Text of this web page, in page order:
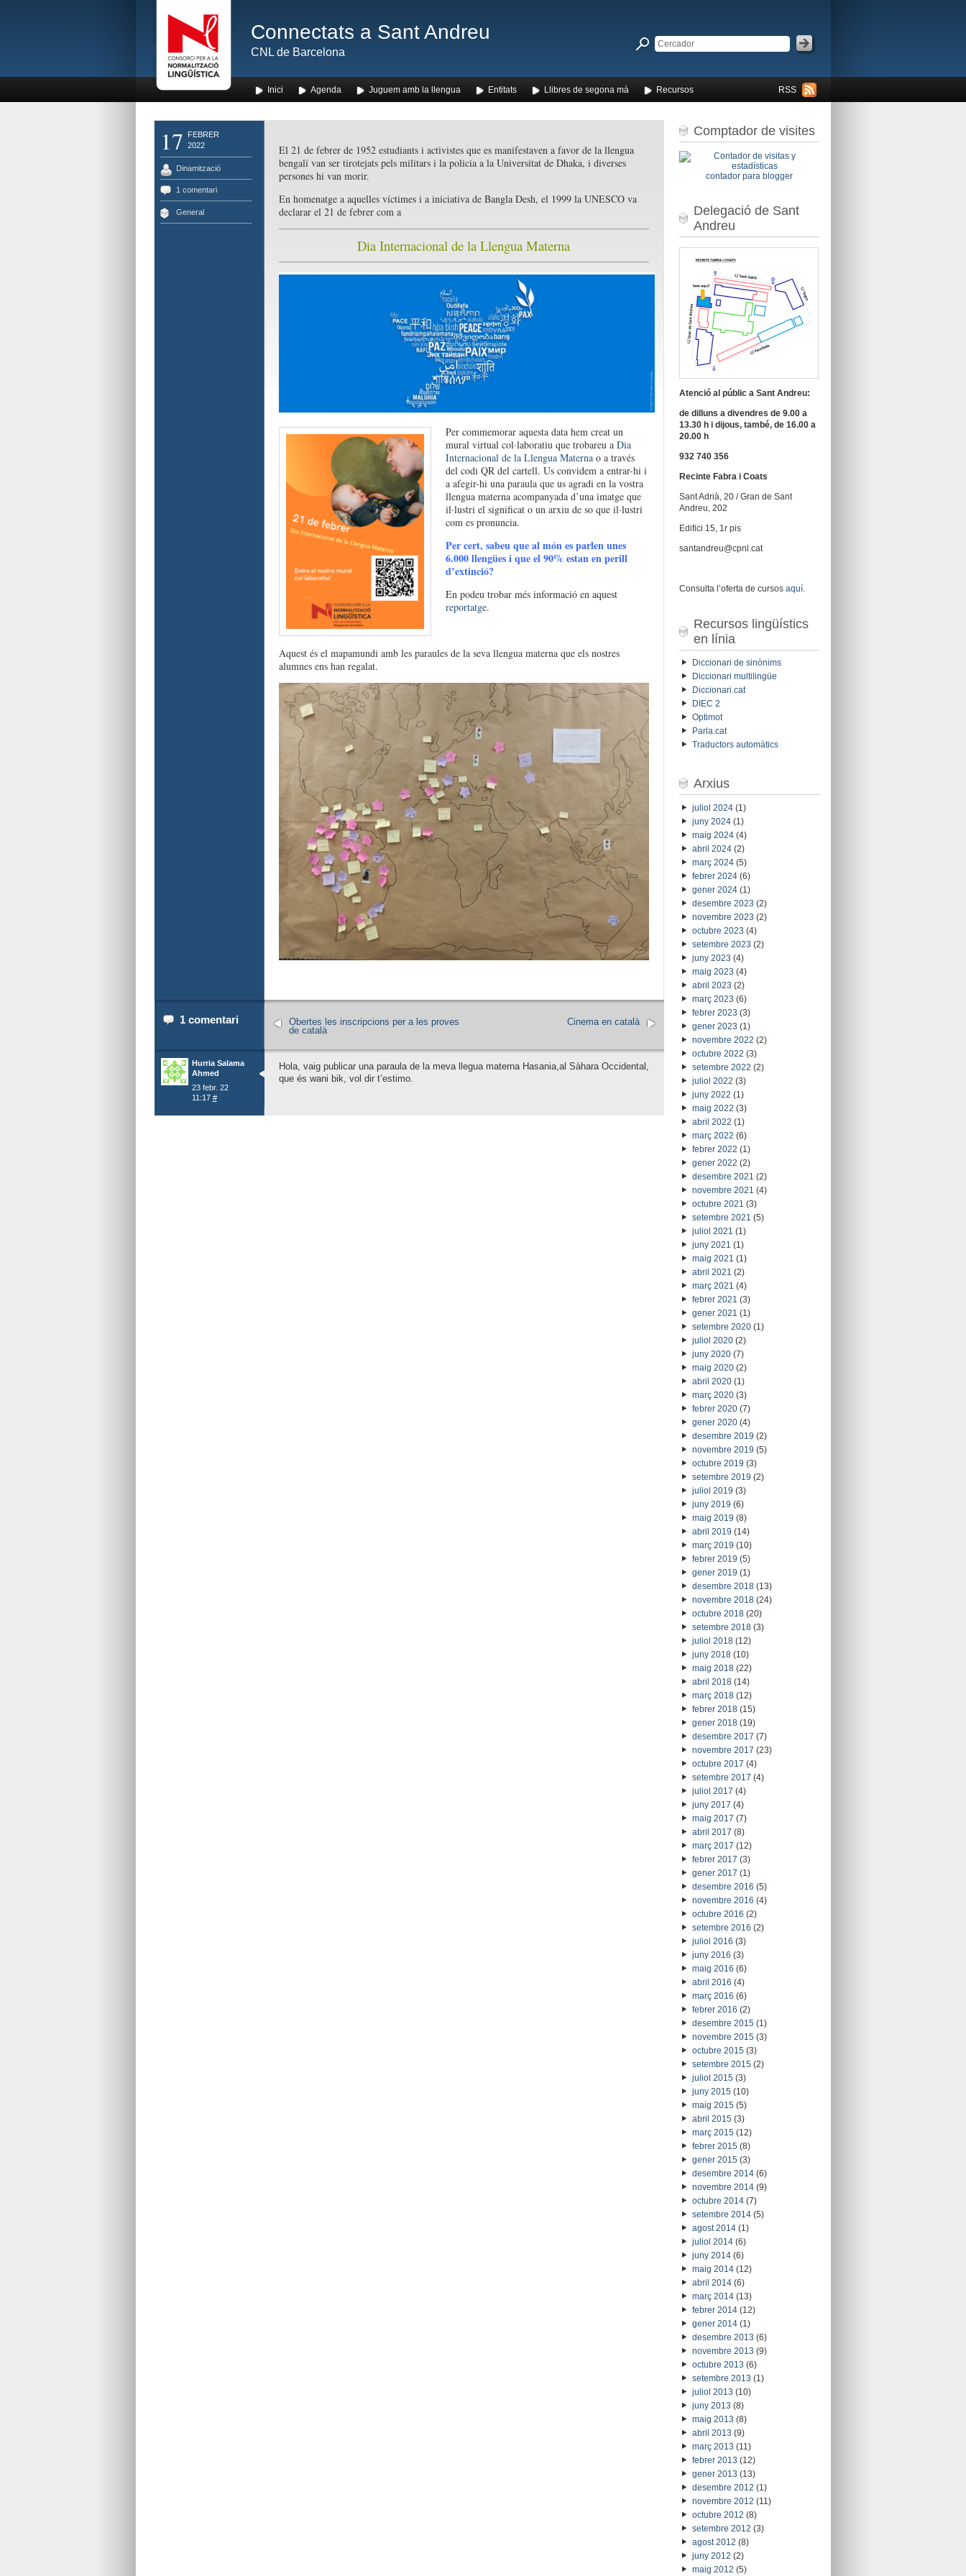
Connectats a Sant Andreu
CNL de Barcelona
RSS
Inici Agenda Juguem amb la llengua Entitats Llibres de segona mà Recursos
17
FEBRER
2022
Dinamització
1 comentari
General
El 21 de febrer de 1952 estudiants i activistes que es manifestaven a favor de la llengua
bengalí van ser tirotejats pels militars i la policia a la Universitat de Dhaka, i diverses
persones hi van morir.
En homenatge a aquelles víctimes i a iniciativa de Bangla Desh, el 1999 la UNESCO va
declarar el 21 de febrer com a
Dia Internacional de la Llengua Materna
Per commemorar aquesta data hem creat un
mural virtual col·laboratiu que trobareu a Dia
Internacional de la Llengua Maternao a través
del codi QR del cartell. Us convidem a entrar-hi i
a afegir-hi una paraula que us agradi en la vostra
llengua materna acompanyada d’una imatge que
il·lustri el significat o un arxiu de so que il·lustri
com es pronuncia.
Per cert, sabeu que al món es parlen unes
6.000 llengües i que el 90% estan en perill
d’extinció?
En podeu trobar més informació en aquest
reportatge.
Aquest és el mapamundi amb les paraules de la seva llengua materna que els nostres
alumnes ens han regalat.
1 comentari Cinema en català
Obertes les inscripcions per a les proves
de català
Hurria Salama
Ahmed
23 febr. 22
11:17 #
Hola, vaig publicar una paraula de la meva llegua materna Hasania,al Sàhara Occidental,
que és wani bik, vol dir t’estimo.
Comptador de visites
contador para blogger
Delegació de Sant
Andreu
Atenció al públic a Sant Andreu:
de dilluns a divendres de 9.00 a
13.30 h i dijous, també, de 16.00 a
20.00 h
932 740 356
Recinte Fabra i Coats
Sant Adrià, 20 / Gran de Sant
Andreu, 202
Edifici 15, 1r pis
santandreu@cpnl.cat
Consulta l’oferta de cursos aquí.
Recursos lingüístics
en línia
Diccionari de sinònims
Diccionari multilingüe
Diccionari.cat
DIEC 2
Optimot
Parla.cat
Traductors automàtics
Arxius
juliol 2024(1)
juny 2024(1)
maig 2024(4)
abril 2024(2)
març 2024(5)
febrer 2024(6)
gener 2024(1)
desembre 2023 (2)
novembre 2023 (2)
octubre 2023 (4)
setembre 2023 (2)
juny 2023 (4)
maig 2023 (4)
abril 2023 (2)
març 2023 (6)
febrer 2023 (3)
gener 2023 (1)
novembre 2022 (2)
octubre 2022 (3)
setembre 2022 (2)
juliol 2022 (3)
juny 2022 (1)
maig 2022 (3)
abril 2022 (1)
març 2022 (6)
febrer 2022 (1)
gener 2022 (2)
desembre 2021 (2)
novembre 2021 (4)
octubre 2021 (3)
setembre 2021 (5)
juliol 2021 (1)
juny 2021 (1)
maig 2021 (1)
abril 2021 (2)
març 2021 (4)
febrer 2021 (3)
gener 2021 (1)
setembre 2020(1)
juliol 2020(2)
juny 2020(7)
maig 2020(2)
abril 2020(1)
març 2020(3)
febrer 2020(7)
gener 2020(4)
desembre 2019 (2)
novembre 2019 (5)
octubre 2019 (3)
setembre 2019 (2)
juliol 2019 (3)
juny 2019 (6)
maig 2019 (8)
abril 2019 (14)
març 2019 (10)
febrer 2019 (5)
gener 2019 (1)
desembre 2018(13)
novembre 2018(24)
octubre 2018(20)
setembre 2018(3)
juliol 2018(12)
juny 2018(10)
maig 2018(22)
abril 2018(14)
març 2018(12)
febrer 2018(15)
gener 2018(19)
desembre 2017 (7)
novembre 2017 (23)
octubre 2017 (4)
setembre 2017 (4)
juliol 2017 (4)
juny 2017 (4)
maig 2017 (7)
abril 2017 (8)
març 2017 (12)
febrer 2017 (3)
gener 2017 (1)
desembre 2016 (5)
novembre 2016 (4)
octubre 2016 (2)
setembre 2016 (2)
juliol 2016 (3)
juny 2016 (3)
maig 2016 (6)
abril 2016 (4)
març 2016 (6)
febrer 2016 (2)
desembre 2015(1)
novembre 2015(3)
octubre 2015(3)
setembre 2015(2)
juliol 2015(3)
juny 2015(10)
maig 2015(5)
abril 2015(3)
març 2015(12)
febrer 2015(8)
gener 2015(3)
desembre 2014(6)
novembre 2014(9)
octubre 2014(7)
setembre 2014(5)
agost 2014(1)
juliol 2014(6)
juny 2014(6)
maig 2014(12)
abril 2014(6)
març 2014(13)
febrer 2014(12)
gener 2014(1)
desembre 2013 (6)
novembre 2013 (9)
octubre 2013 (6)
setembre 2013 (1)
juliol 2013 (10)
juny 2013 (8)
maig 2013 (8)
abril 2013 (9)
març 2013 (11)
febrer 2013 (12)
gener 2013 (13)
desembre 2012 (1)
novembre 2012 (11)
octubre 2012 (8)
setembre 2012 (3)
agost 2012 (8)
juny 2012 (2)
maig 2012 (5)